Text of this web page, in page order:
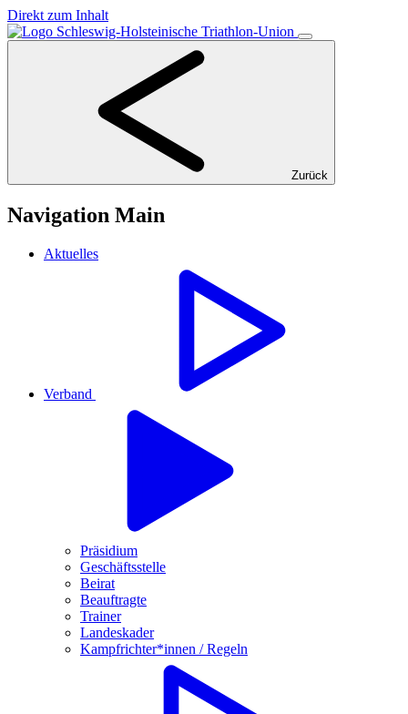
Direkt zum Inhalt
Zurück
Navigation Main
Aktuelles
Verband
Präsidium
Geschäftsstelle
Beirat
Beauftragte
Trainer
Landeskader
Kampfrichter*innen / Regeln